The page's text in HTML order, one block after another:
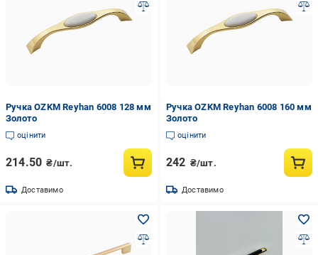
Ручка OZKM Reyhan 6008 128 мм
Золото
оцінити
214.50 ₴/шт.
Доставимо
Ручка OZKM Reyhan 6008 160 мм
Золото
оцінити
242 ₴/шт.
Доставимо